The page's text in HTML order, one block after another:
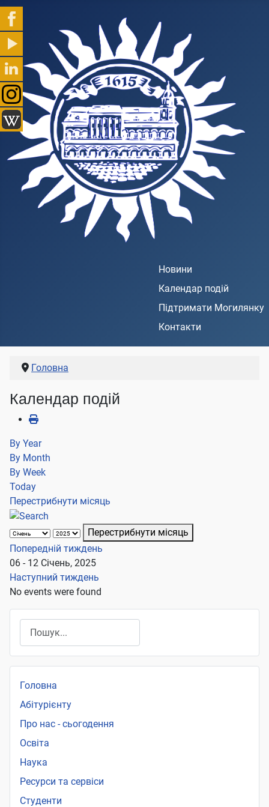
Новини
Календар подій
Підтримати Могилянку
Контакти
Головна
Календар подій
By Year
By Month
By Week
Today
Перестрибнути місяць
Перестрибнути місяць
Попередній тиждень
06 - 12 Січень, 2025
Наступний тиждень
No events were found
Головна
Абітурієнту
Про нас - сьогодення
Освіта
Наука
Ресурси та сервіси
Студенти